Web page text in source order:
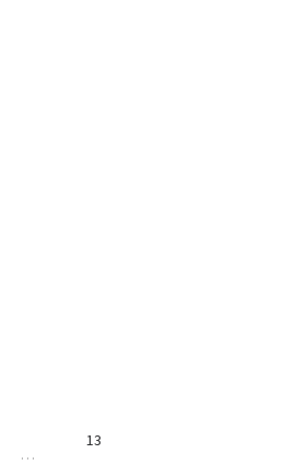
…
13